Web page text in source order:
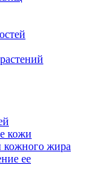
кожи
кожного жира
ее